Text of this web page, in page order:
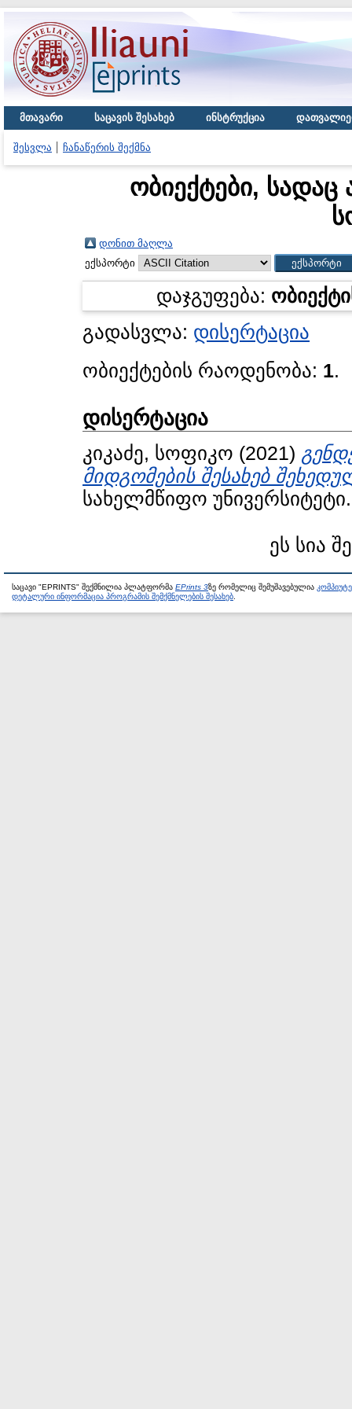
მთავარი საცავის შესახებ ინსტრუქცია
შესვლა ჩანაწერის შექმნა
ობიექტები,
დონით მაღლა
ექსპორტი
დაჯგუფება:
გადასვლა: დისერტაცია
ობიექტების რაოდენობა: 1.
დისერტაცია
კიკაძე, სოფიკო (2021)
მიდგომების შესახებ
სახელმწიფო უნივერსიტეტი.
ეს სია
საცავი "EPRINTS" შექმნილია პლატფორმა EPrints 3ზე რომელიც შემუშავებულია
დეტალური ინფორმაცია პროგრამის შემქმნელების შესახებ